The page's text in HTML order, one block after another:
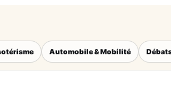
Automobile & Mobilité